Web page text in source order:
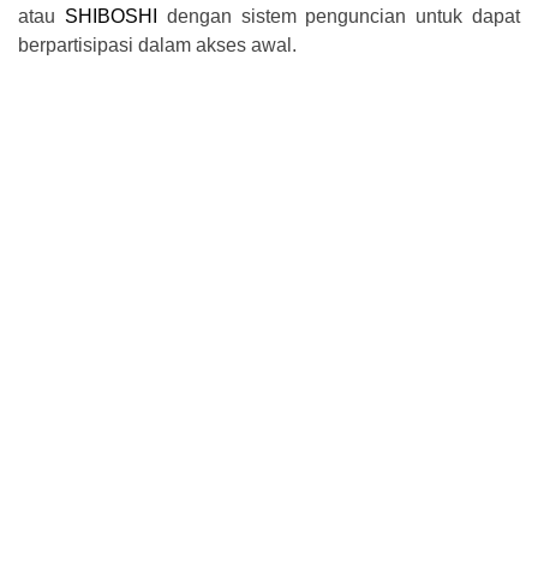
atau SHIBOSHI dengan sistem penguncian untuk dapat
berpartisipasi dalam akses awal.